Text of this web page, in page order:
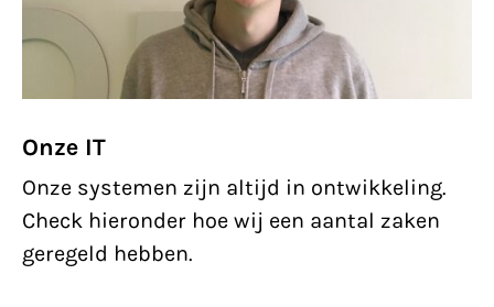
Onze IT
Onze systemen zijn altijd in ontwikkeling.
Check hieronder hoe wij een aantal zaken
geregeld hebben.